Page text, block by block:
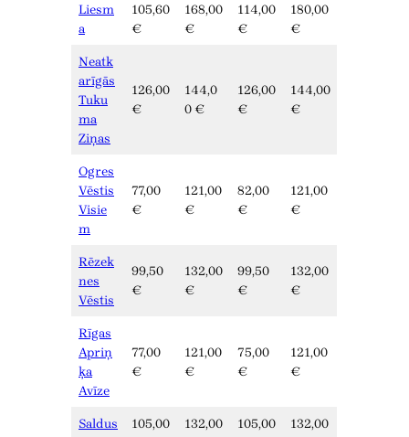
Liesm
a
105,60
€
168,00
€
114,00
€
180,00
€
Neatk
arīgās
Tuku
ma
Ziņas
126,00
€
144,0
0 €
126,00
€
144,00
€
Ogres
Vēstis
Visie
m
77,00
€
121,00
€
82,00
€
121,00
€
Rēzek
nes
Vēstis
99,50
€
132,00
€
99,50
€
132,00
€
Rīgas
Apriņ
ķa
Avīze
77,00
€
121,00
€
75,00
€
121,00
€
Saldus
105,00
132,00
105,00
132,00